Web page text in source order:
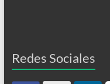
Redes Sociales